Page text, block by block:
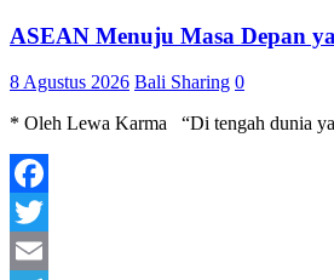
ASEAN Menuju Masa Depan
8 Agustus 2026 Bali Sharing 0
* Oleh Lewa Karma “Di tengah dunia
Facebook
Twitter